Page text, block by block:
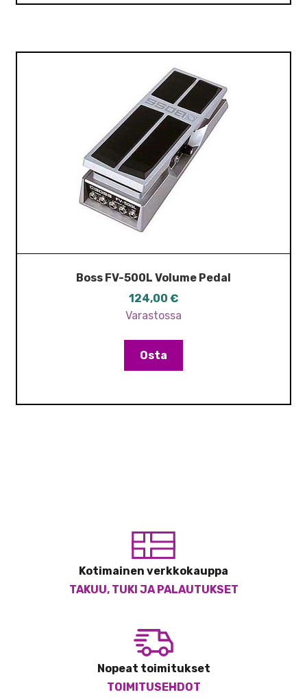
Boss FV-500L Volume Pedal
124,00 €
Varastossa
Osta
Kotimainen verkkokauppa
TAKUU, TUKI JA PALAUTUKSET
Nopeat toimitukset
TOIMITUSEHDOT